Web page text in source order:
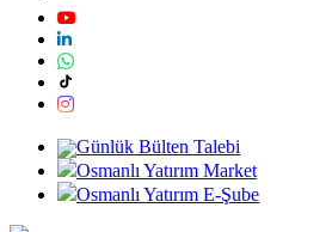
Günlük Bülten Talebi
Osmanlı Yatırım Market
Osmanlı Yatırım E-Şube